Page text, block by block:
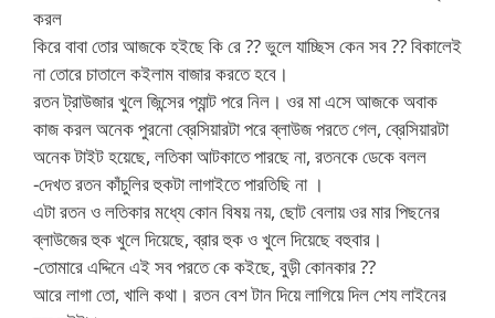
করল
কিরে বাবা তোর আজকে হইছে কি রে ?? ভুলে যাচ্ছিস কেন সব ?? বিকালেই
না তোরে চাতালে কইলাম বাজার করতে হবে।
রতন ট্রাউজার খুলে জিন্সের প্যান্ট পরে নিল। ওর মা এসে আজকে অবাক
কাজ করল অনেক পুরনো ব্রেসিয়ারটা পরে ব্লাউজ পরতে গেল, ব্রেসিয়ারটা
অনেক টাইট হয়েছে, লতিকা আটকাতে পারছে না, রতনকে ডেকে বলল
-দেখত রতন কাঁচুলির হুকটা লাগাইতে পারতিছি না ।
এটা রতন ও লতিকার মধ্যে কোন বিষয় নয়, ছোট বেলায় ওর মার পিছনের
ব্লাউজের হুক খুলে দিয়েছে, ব্রার হুক ও খুলে দিয়েছে বহুবার।
-তোমারে এদ্দিনে এই সব পরতে কে কইছে, বুড়ী কোনকার ??
আরে লাগা তো, খালি কথা। রতন বেশ টান দিয়ে লাগিয়ে দিল শেয লাইনের